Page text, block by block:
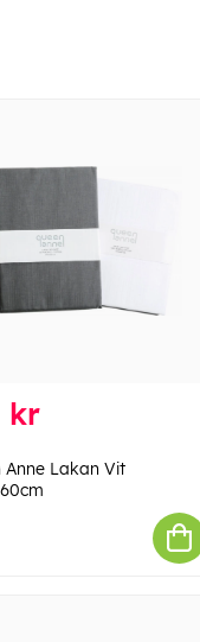
kr
Anne Lakan Vit